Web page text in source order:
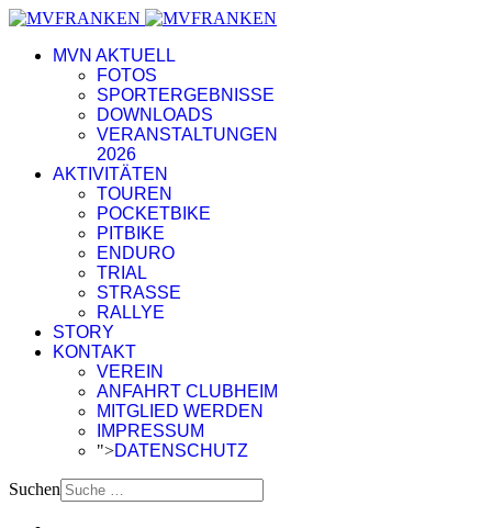
MVN AKTUELL
FOTOS
SPORTERGEBNISSE
DOWNLOADS
VERANSTALTUNGEN
2026
AKTIVITÄTEN
TOUREN
POCKETBIKE
PITBIKE
ENDURO
TRIAL
STRASSE
RALLYE
STORY
KONTAKT
VEREIN
ANFAHRT CLUBHEIM
MITGLIED WERDEN
IMPRESSUM
">DATENSCHUTZ
Suchen